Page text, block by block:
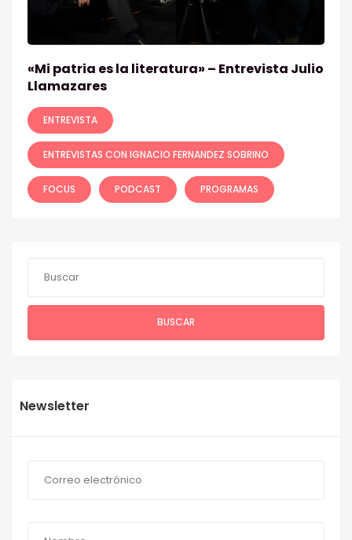
«Mi patria es la literatura» – Entrevista Julio
Llamazares
ENTREVISTA
ENTREVISTAS CON IGNACIO FERNANDEZ SOBRINO
FOCUS PODCAST PROGRAMAS
BUSCAR
Newsletter